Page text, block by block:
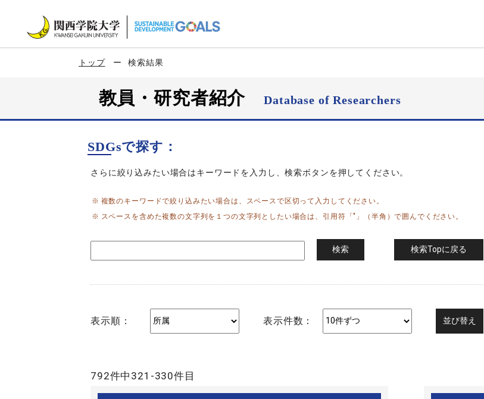
トップ 検索結果
教員・研究者紹介Database of Researchers
SDGsで探す：
さらに絞り込みたい場合はキーワードを入力し、検索ボタンを押してください。
複数のキーワードで絞り込みたい場合は、スペースで区切って入力してください。
スペースを含めた複数の文字列を１つの文字列としたい場合は、引用符「"」（半角）で囲んでください。
表示順： 表示件数：
792件中321-330件目